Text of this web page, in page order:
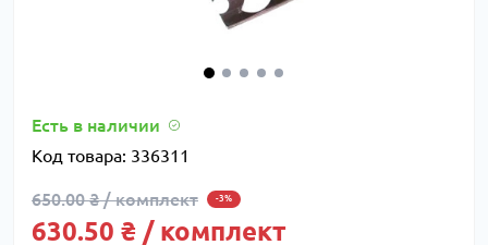
Есть в наличии
Код товара: 336311
650.00 ₴ / комплект -3%
630.50 ₴ / комплект